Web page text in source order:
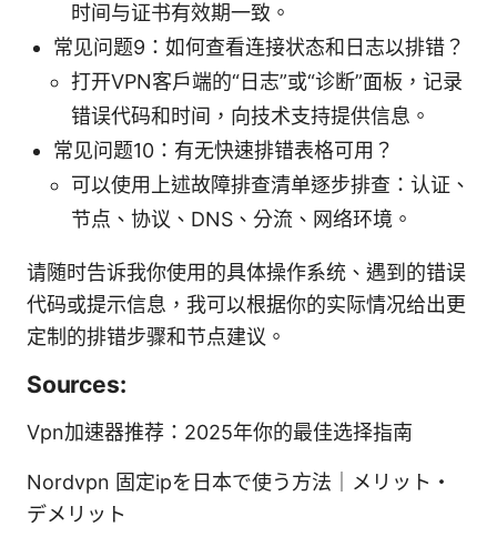
时间与证书有效期一致。
常见问题9：如何查看连接状态和日志以排错？
打开VPN客户端的“日志”或“诊断”面板，记录
错误代码和时间，向技术支持提供信息。
常见问题10：有无快速排错表格可用？
可以使用上述故障排查清单逐步排查：认证、
节点、协议、DNS、分流、网络环境。
请随时告诉我你使用的具体操作系统、遇到的错误
代码或提示信息，我可以根据你的实际情况给出更
定制的排错步骤和节点建议。
Sources:
Vpn加速器推荐：2025年你的最佳选择指南
Nordvpn 固定ipを日本で使う方法｜メリット・
デメリット